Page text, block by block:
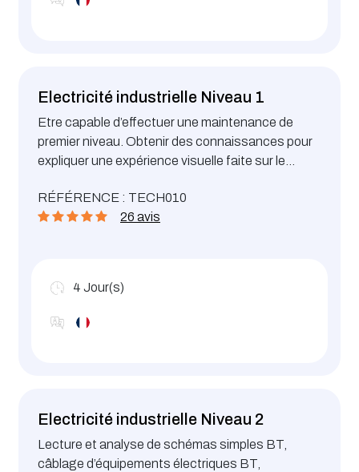
Electricité industrielle Niveau 1
Etre capable d’effectuer une maintenance de
premier niveau. Obtenir des connaissances pour
expliquer une expérience visuelle faite sur le
électrique. Savoir interpréter les caractéristiques
électriques d’un appareil.
RÉFÉRENCE : TECH010
26 avis
4 Jour(s)
Electricité industrielle Niveau 2
Lecture et analyse de schémas simples BT,
câblage d’équipements électriques BT,